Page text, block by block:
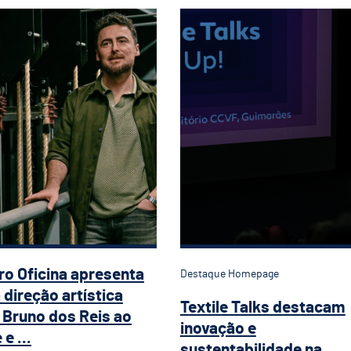
Oficina apresenta nova direção
Oficina apresenta
direção artística
dos Reis ao
e ...
Textile Talks
Destaque Homepage
Textile Talks destacam
inovação e